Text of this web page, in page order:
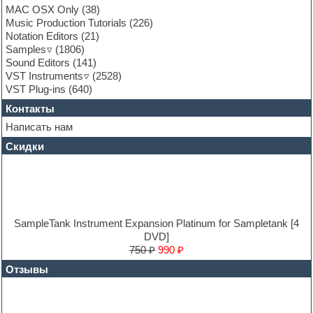
Garritan
General MIDI kits
Guitar emulation
Guitar loops
Guitar processing and effects
Hands-up samples
Hardstyle
Heavy metal sample packs
Hip-hop
House music
Hypersonic
Jazz
Loops
Maschine Expansion
Mastering plug-ins
MIDI files
MAC OSX Only (38)
Music Production Tutorials (226)
Notation Editors (21)
Samples
(1806)
Sound Editors (141)
VST Instruments
(2528)
VST Plug-ins (640)
Контакты
Написать нам
Скидки
SampleTank Instrument Expansion Platinum for Sampletank [4
DVD]
750 ₽ 990 ₽
Отзывы